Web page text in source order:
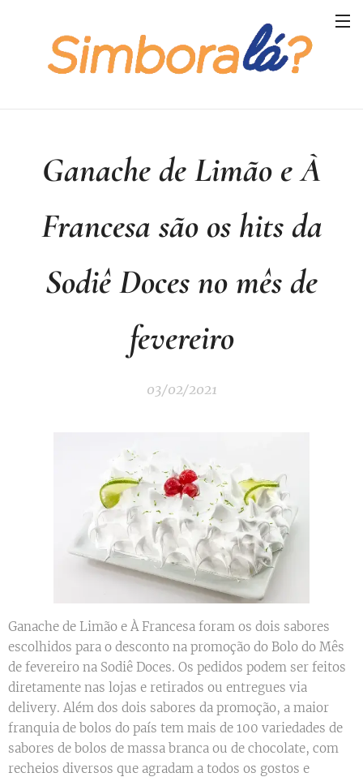
Ganache de Limão e À
Francesa são os hits da
Sodiê Doces no mês de
fevereiro
03/02/2021
Ganache de Limão e À Francesa foram os dois sabores
escolhidos para o desconto na promoção do Bolo do Mês
de fevereiro na Sodiê Doces. Os pedidos podem ser feitos
diretamente nas lojas e retirados ou entregues via
delivery. Além dos dois sabores da promoção, a maior
franquia de bolos do país tem mais de 100 variedades de
sabores de bolos de massa branca ou de chocolate, com
recheios diversos que agradam a todos os gostos e